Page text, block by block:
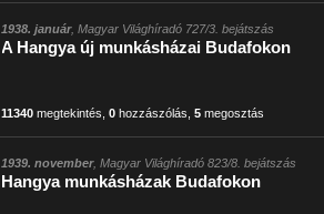
1938. január, Magyar Világhíradó 727/3. bejátszás
A Hangya új munkásházai Budafokon
11340 megtekintés ,0 hozzászólás ,5 megosztás
1939. november, Magyar Világhíradó 823/8. bejátszás
Hangya munkásházak Budafokon